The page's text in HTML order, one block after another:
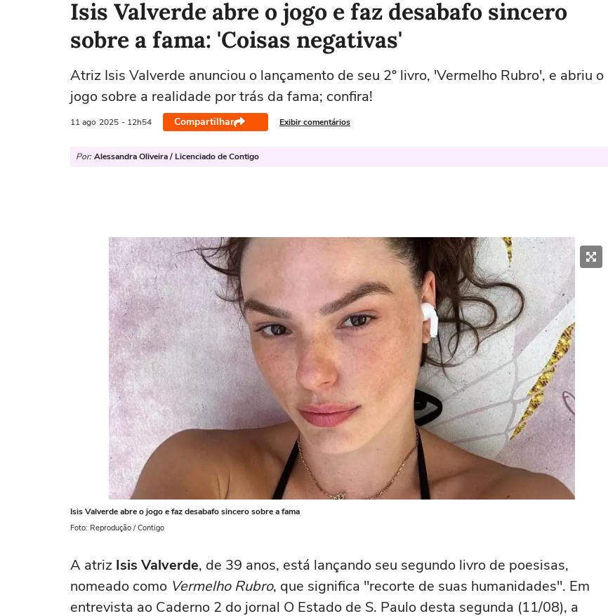
Isis Valverde abre o jogo e faz desabafo sincero
sobre a fama: 'Coisas negativas'
Atriz Isis Valverde anunciou o lançamento de seu 2º livro, 'Vermelho Rubro', e abriu o
jogo sobre a realidade por trás da fama; confira!
11 ago 2025 - 12h54 Compartilhar Exibir comentários
Por: Alessandra Oliveira / Licenciado de Contigo
Isis Valverde abre o jogo e faz desabafo sincero sobre a fama
Foto: Reprodução / Contigo
A atriz Isis Valverde, de 39 anos, está lançando seu segundo livro de poesisas,
nomeado como Vermelho Rubro, que significa "recorte de suas humanidades". Em
entrevista ao Caderno 2 do jornal O Estado de S. Paulo desta segunda (11/08), a